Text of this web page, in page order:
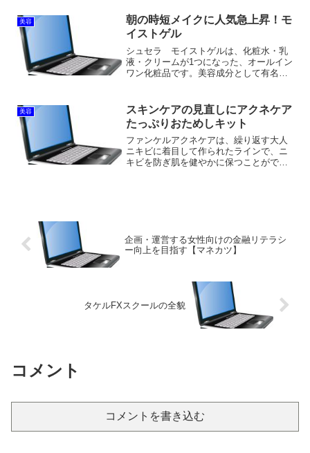
イトニングリフトケアジェル」が高い評
価を得ている理由と...
美容
朝の時短メイクに人気急上昇！モ
イストゲル
シュセラ モイストゲルは、化粧水・乳
液・クリームが1つになった、オールイン
ワン化粧品です。美容成分として有名な
のが魅力。オールインワンにも関わら
ず、高い保湿力を保ちなが...
美容
スキンケアの見直しにアクネケア
たっぷりおためしキット
ファンケルアクネケアは、繰り返す大人
ニキビに着目して作られたラインで、ニ
キビを防ぎ肌を健やかに保つことができ
企画・運営する女性向けの金融リテラシ
ー向上を目指す【マネカツ】
タケルFXスクールの全貌
コメント
コメントを書き込む